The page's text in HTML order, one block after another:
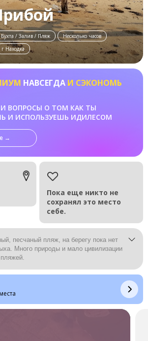
/ Залив / Пляж
Несколько часов
г Находка
НАВСЕГДА И СЭКОНОМЬ
ВОПРОСЫ О ТОМ КАК ТЫ
И ИСПОЛЬЗУЕШЬ ИДИЛЕСОМ
→
Пока еще никто не
сохранял это место
себе.
песчаный пляж, на берегу пока нет
Много природы и мало цивилизации